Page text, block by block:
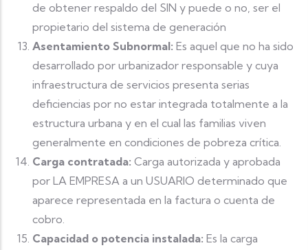
de obtener respaldo del SIN y puede o no, ser el
propietario del sistema de generación
Asentamiento Subnormal: Es aquel que no ha sido
desarrollado por urbanizador responsable y cuya
infraestructura de servicios presenta serias
deficiencias por no estar integrada totalmente a la
estructura urbana y en el cual las familias viven
generalmente en condiciones de pobreza crítica.
Carga contratada: Carga autorizada y aprobada
por LA EMPRESA a un USUARIO determinado que
aparece representada en la factura o cuenta de
cobro.
Capacidad o potencia instalada: Es la carga